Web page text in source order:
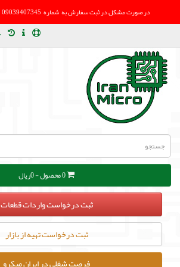
در صورت مشکل درثبت سفارش به شماره 09039407345 در ایتا و بله پیام دهید .
0 محصول - 0ریال
ثبت درخواست واردات قطعات
ثبت درخواست تهیه از بازار
فرصت شغلی در ایران میکرو